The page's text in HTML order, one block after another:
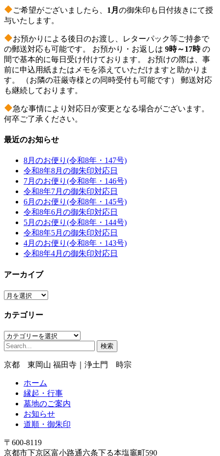
ご希望がございましたら、 1月の御朱印も日付抜きにて授
与いたします。
お預かりによる後日のお渡し、レターパック等ご持参で
の郵送対応も可能です。 お預かり・お返しは 9時～17時の
間で基本的に毎日受け付けております。 お預けの際は、事
前に申込用紙またはメモを添えていただけますと助かりま
す。 （お隣の荘厳寺様との同時受付も可能です） 郵送対応
も継続しております。
急な事情により対応日が変更となる場合がございます。
何卒ご了承ください。
最近のお知らせ
8月のお便り(令和8年・147号)
令和8年8月の御朱印対応日
7月のお便り(令和8年・146号)
令和8年7月の御朱印対応日
6月のお便り(令和8年・145号)
令和8年6月の御朱印対応日
5月のお便り(令和8年・144号)
令和8年5月の御朱印対応日
4月のお便り(令和8年・143号)
令和8年4月の御朱印対応日
アーカイブ
ア
カ
ブ
カテゴリー
カ
テ
リ
検
京都 東岡山 福田寺｜浄土門 時宗
ホーム
縁起・行事
墓地のご案内
お知らせ
道順・御朱印
〒600-8119
京都市下京区富小路通六条下る本塩竈町590